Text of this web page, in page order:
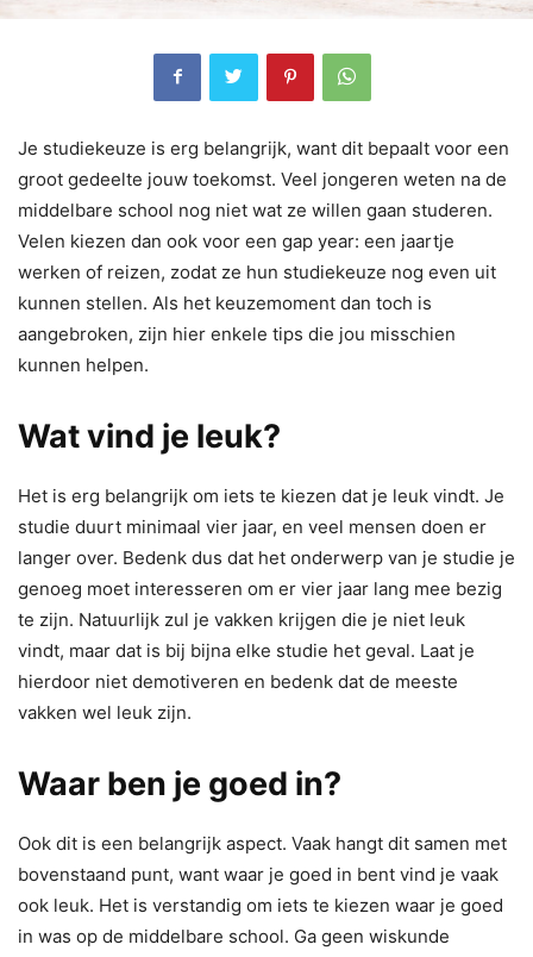
Je studiekeuze is erg belangrijk, want dit bepaalt voor een
groot gedeelte jouw toekomst. Veel jongeren weten na de
middelbare school nog niet wat ze willen gaan studeren.
Velen kiezen dan ook voor een gap year: een jaartje
werken of reizen, zodat ze hun studiekeuze nog even uit
kunnen stellen. Als het keuzemoment dan toch is
aangebroken, zijn hier enkele tips die jou misschien
kunnen helpen.
Wat vind je leuk?
Het is erg belangrijk om iets te kiezen dat je leuk vindt. Je
studie duurt minimaal vier jaar, en veel mensen doen er
langer over. Bedenk dus dat het onderwerp van je studie je
genoeg moet interesseren om er vier jaar lang mee bezig
te zijn. Natuurlijk zul je vakken krijgen die je niet leuk
vindt, maar dat is bij bijna elke studie het geval. Laat je
hierdoor niet demotiveren en bedenk dat de meeste
vakken wel leuk zijn.
Waar ben je goed in?
Ook dit is een belangrijk aspect. Vaak hangt dit samen met
bovenstaand punt, want waar je goed in bent vind je vaak
ook leuk. Het is verstandig om iets te kiezen waar je goed
in was op de middelbare school. Ga geen wiskunde